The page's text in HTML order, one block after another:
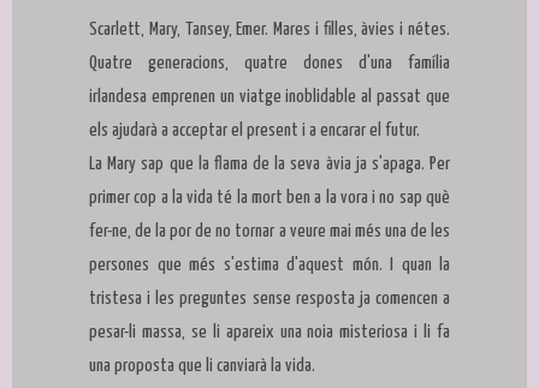
Scarlett, Mary, Tansey, Emer. Mares i filles, àvies i nétes.
Quatre generacions, quatre dones d'una família
irlandesa emprenen un viatge inoblidable al passat que
els ajudarà a acceptar el present i a encarar el futur.
La Mary sap que la flama de la seva àvia ja s'apaga. Per
primer cop a la vida té la mort ben a la vora i no sap què
fer-ne, de la por de no tornar a veure mai més una de les
persones que més s'estima d'aquest món. I quan la
tristesa i les preguntes sense resposta ja comencen a
pesar-li massa, se li apareix una noia misteriosa i li fa
una proposta que li canviarà la vida.